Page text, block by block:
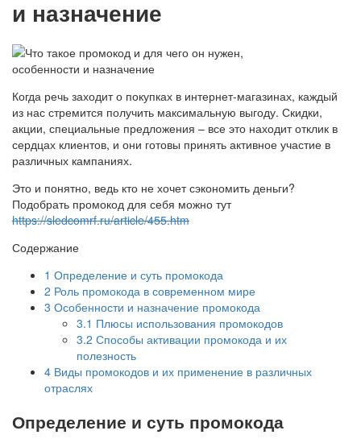
и назначение
Когда речь заходит о покупках в интернет-магазинах, каждый
из нас стремится получить максимальную выгоду. Скидки,
акции, специальные предложения – все это находит отклик в
сердцах клиентов, и они готовы принять активное участие в
различных кампаниях.
Это и понятно, ведь кто не хочет сэкономить деньги?
Подобрать промокод для себя можно тут
https://sledcomrf.ru/article/455.htm
Содержание
1 Определение и суть промокода
2 Роль промокода в современном мире
3 Особенности и назначение промокода
3.1 Плюсы использования промокодов
3.2 Способы активации промокода и их
полезность
4 Виды промокодов и их применение в различных
отраслях
Определение и суть промокода